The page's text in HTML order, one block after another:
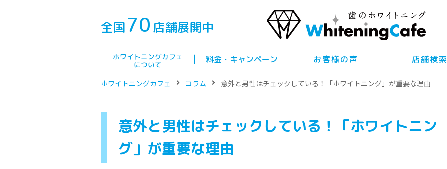
全国70 店舗展開中
ホワイトニングカフェ
について
料金・キャンペーン お客様の声 店舗検索
ホワイトニングカフェ コラム 意外と男性はチェックしている！「ホワイトニング」が重要な理由
意外と男性はチェックしている！「ホワイトニン
グ」が重要な理由